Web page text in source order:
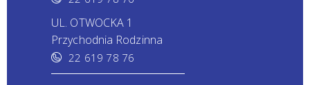
UL. OTWOCKA 1
Przychodnia Rodzinna
22 619 78 76